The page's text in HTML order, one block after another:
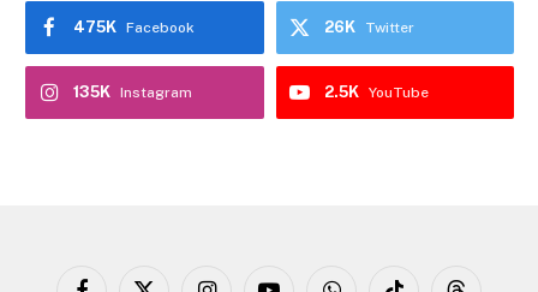
Facebook
475K Twitter
26K
Instagram
135K YouTube
2.5K